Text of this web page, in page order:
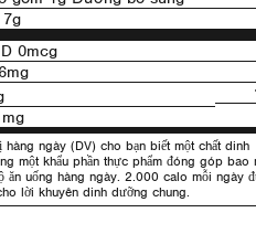
7g
0mcg
hàng ngày (DV) cho bạn biết một chất dinh
một khẩu phần thực phẩm đóng góp bao
ăn uống hàng ngày. 2.000 calo mỗi ngày
lời khuyên dinh dưỡng chung.